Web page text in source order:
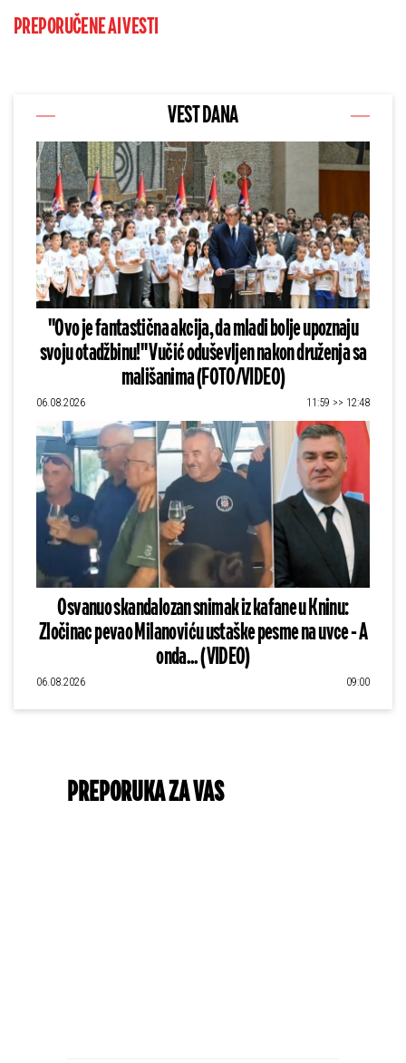
PREPORUČENE AI VESTI
VEST DANA
"Ovo je fantastična akcija, da mladi bolje upoznaju
svoju otadžbinu!" Vučić oduševljen nakon druženja sa
mališanima (FOTO/VIDEO)
06.08.2026 11:59 >> 12:48
Osvanuo skandalozan snimak iz kafane u Kninu:
Zločinac pevao Milanoviću ustaške pesme na uvce - A
onda... (VIDEO)
06.08.2026 09:00
PREPORUKA ZA VAS